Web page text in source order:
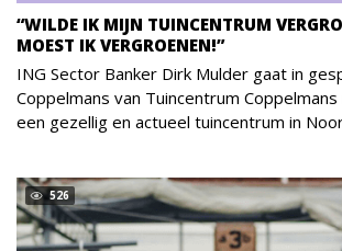
“WILDE IK MIJN TUINCENTRUM
MOEST IK VERGROENEN!”
ING Sector Banker Dirk Mulder gaat in
Coppelmans van Tuincentrum Coppelmans
een gezellig en actueel tuincentrum in
526